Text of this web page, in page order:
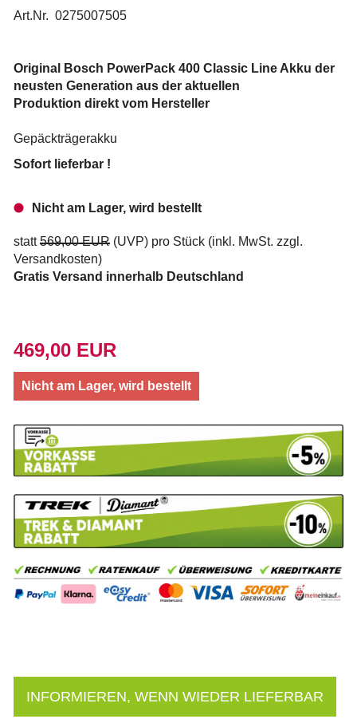
Art.Nr. 0275007505
Original Bosch PowerPack 400 Classic Line Akku der
neusten Generation aus der aktuellen
Produktion direkt vom Hersteller
Gepäckträgerakku
Sofort lieferbar !
Nicht am Lager, wird bestellt
statt569,00 EUR (UVP) pro Stück (inkl. MwSt. zzgl.
Versandkosten)
Gratis Versand innerhalb Deutschland
469,00 EUR
Nicht am Lager, wird bestellt
INFORMIEREN, WENN WIEDER LIEFERBAR